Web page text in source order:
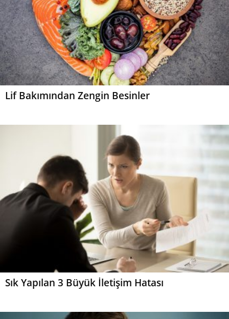
Lif Bakımından Zengin Besinler
Sık Yapılan 3 Büyük İletişim Hatası